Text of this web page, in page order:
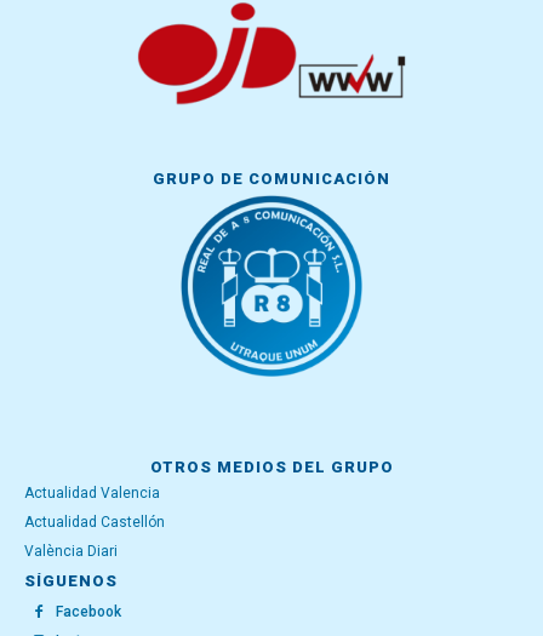
GRUPO DE COMUNICACIÓN
OTROS MEDIOS DEL GRUPO
Actualidad Valencia
Actualidad Castellón
València Diari
SÍGUENOS
Facebook